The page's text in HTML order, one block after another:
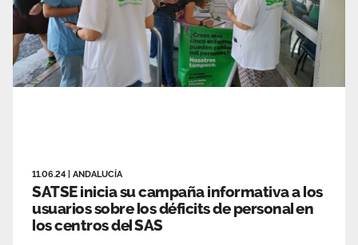
11.06.24 ANDALUCÍA
SATSE inicia su campaña informativa a los
usuarios sobre los déficits de personal en
los centros del SAS